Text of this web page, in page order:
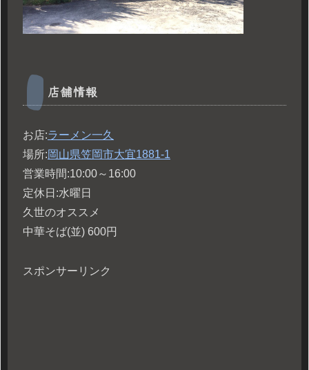
店舗情報
お店:ラーメン一久
場所:岡山県笠岡市大宜1881-1
営業時間:10:00～16:00
定休日:水曜日
久世のオススメ
中華そば(並) 600円
スポンサーリンク